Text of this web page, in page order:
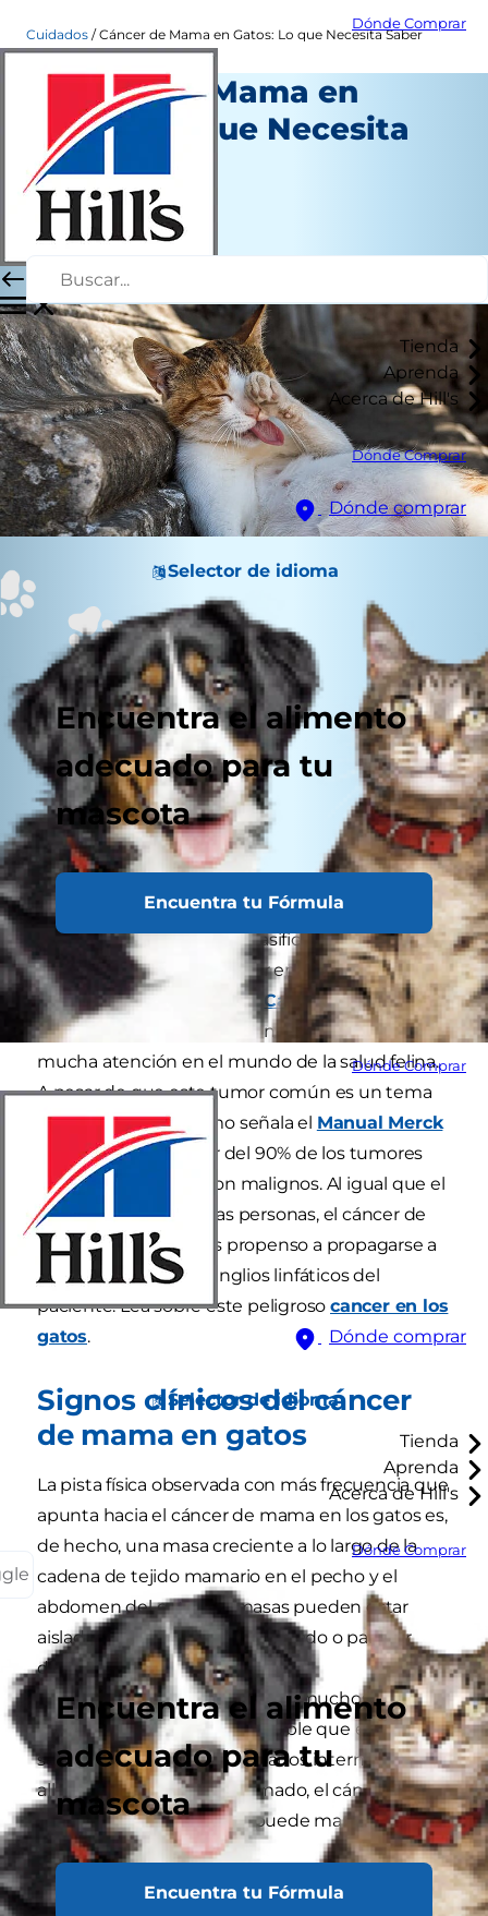
Dónde Comprar
Tienda
Aprenda
Acerca de Hill's
Dónde Comprar
Dónde comprar
Selector de idioma
Encuentra el alimento
adecuado para tu
mascota
Encuentra tu Fórmula
Dónde Comprar
Dónde comprar
Selector de idioma
Tienda
Aprenda
Acerca de Hill's
Dónde Comprar
Encuentra el alimento
adecuado para tu
mascota
Encuentra tu Fórmula
Cuidados Cáncer de Mama en Gatos: Lo que Necesita Saber
Cáncer de Mama en
Gatos: Lo que Necesita
Saber
Salud
Dr. Laci Schaible
|
Octubre 13, 2020
El cáncer de mama está clasificado como el área
de investigación del cáncer en personas con
mayor financiación, segúnCancer.org, pero el
cáncer de mama en gatos no ha logrado atraer
mucha atención en el mundo de la salud felina.
A pesar de que este tumor común es un tema
tan poco común, como señala el Manual Merck
Veterinary, alrededor del 90% de los tumores
mamarios en gatos son malignos. Al igual que el
cáncer de mama en las personas, el cáncer de
mama en los gatos es propenso a propagarse a
los pulmones y los ganglios linfáticos del
paciente. Lea sobre este peligrosocancer en los
gatos.
Signos clínicos del cáncer
de mama en gatos
La pista física observada con más frecuencia que
apunta hacia el cáncer de mama en los gatos es,
de hecho, una masa creciente a lo largo de la
cadena de tejido mamario en el pecho y el
abdomen del gato. Las masas pueden estar
aisladas, situadas todas en un lado o parecer
distribuidas aleatoriamente.
Desafortunadamente, cuando muchos dueños
de mascotas lo notan, es posible que el cáncer
se haya extendido a los órganos internos. Más
allá de bultos o tejido inflamado, el cáncer de
mama en gatos también puede manifestarse
como: